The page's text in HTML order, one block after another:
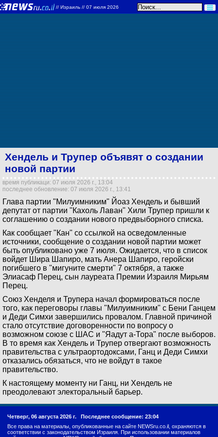
// Израиль // 07 июля 2026
Хендель и Трупер объявят о создании
новой партии
время публикаци: 07 июля 2026 г., 13:04
последнее обновление: 07 июля 2026 г., 13:41
Глава партии "Милуимниким" Йоаз Хендель и бывший
депутат от партии "Кахоль Лаван" Хили Трупер пришли к
соглашению о создании нового предвыборного списка.
Как сообщает "Кан" со ссылкой на осведомленные
источники, сообщение о создании новой партии может
быть опубликовано уже 7 июля. Ожидается, что в список
войдет Шира Шапиро, мать Анера Шапиро, геройски
погибшего в "мигуните смерти" 7 октября, а также
Элиасаф Перец, сын лауреата Премии Израиля Мирьям
Перец.
Союз Хенделя и Трупера начал формироваться после
того, как переговоры главы "Милуимниким" с Бени Ганцем
и Деди Симхи завершились провалом. Главной причиной
стало отсутствие договоренности по вопросу о
возможном союзе с ШАС и "Яадут а-Тора" после выборов.
В то время как Хендель и Трупер отвергают возможность
правительства с ультраортодоксами, Ганц и Деди Симхи
отказались обязаться, что не войдут в такое
правительство.
К настоящему моменту ни Ганц, ни Хендель не
преодолевают электоральный барьер.
Четверг, 06 августа 2026 г. Последнее сообщение: 23:04
Все права на материалы, опубликованные на сайте NEWSru.co.il, охраняются в
соответствии с законодательством Израиля. При использовании материалов